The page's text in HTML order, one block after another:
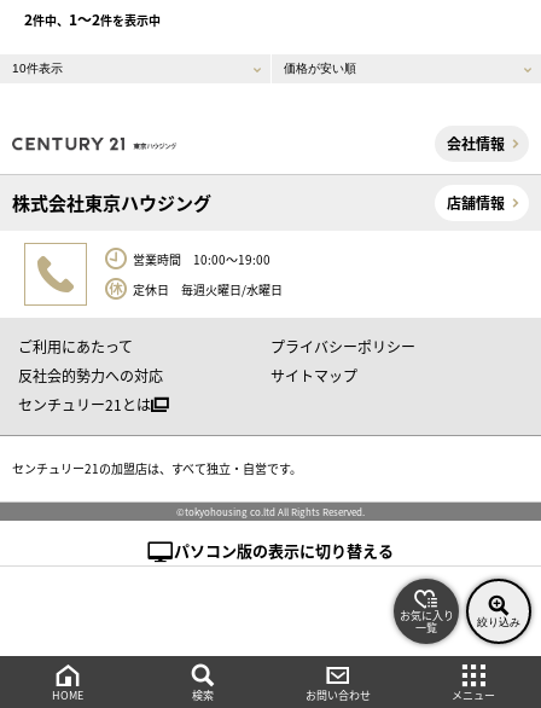
2件中、 1〜2件を表示中
会社情報
株式会社東京ハウジング 店舗情報
営業時間 10:00～19:00
定休日 毎週火曜日/水曜日
ご利用にあたって
プライバシーポリシー
反社会的勢力への対応
サイトマップ
センチュリー21とは
センチュリー21の加盟店は、すべて独立・自営です。
©tokyohousing co.ltd All Rights Reserved.
パソコン版の表示に切り替える
HOME 検索 お問い合わせ メニュー
お気に入り
一覧 絞り込み
絞り込み検索
メニュー
ご相談・お問い合わせ